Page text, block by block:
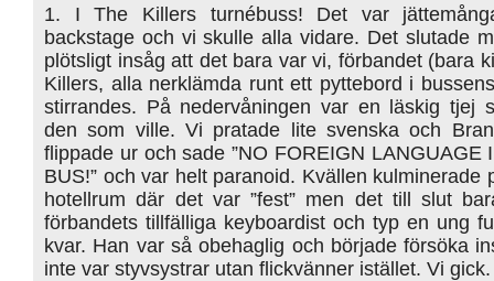
1. I The Killers turnébuss! Det var
backstage och vi skulle alla vidare. Det slutade
plötsligt insåg att det bara var vi, förbandet (bara
Killers, alla nerklämda runt ett pyttebord i
stirrandes. På nedervåningen var en läskig tjej
den som ville. Vi pratade lite svenska och
flippade ur och sade ”NO FOREIGN LANGUAGE
BUS!” och var helt paranoid. Kvällen kulminerade
hotellrum där det var ”fest” men det till slut
förbandets tillfälliga keyboardist och typ en ung
kvar. Han var så obehaglig och började försöka
inte var styvsystrar utan flickvänner istället. Vi gick.